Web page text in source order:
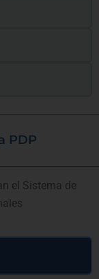
PDP
el Sistema de